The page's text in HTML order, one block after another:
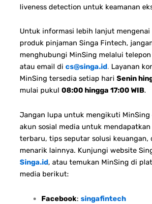
liveness detection untuk keamanan
Untuk informasi lebih lanjut mengenai
produk pinjaman Singa Fintech,
menghubungi MinSing melalui
atau email di cs@singa.id. Layanan
MinSing tersedia setiap hari Senin
mulai pukul 08:00 hingga 17:00 WIB.
Jangan lupa untuk mengikuti MinSing
akun sosial media untuk
terbaru, tips seputar solusi keuangan,
menarik lainnya. Kunjungi website
Singa.id, atau temukan MinSing di
media berikut:
Facebook: singafintech